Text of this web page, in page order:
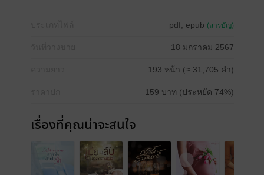
pdf, epub (สารบัญ)
18 มกราคม 2567
193 หน้า (≈ 31,705 คำ)
159 บาท (ประหยัด 74%)
เรื่องที่คุณน่าจะสนใจ